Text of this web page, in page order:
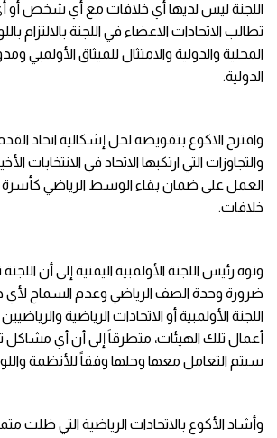
اللجنة ليس لديها أي خلافات مع أي شخص أو
تطالب الاتحادات الاعضاء في اللجنة بالالتزام
المحلية والدولية والامتثال للميثاق الأولمبي
الدولية.
واقترح الاكوع بتفويضه لحل إشكالية اتحاد
والتجاوزات التي ارتكبها الاتحاد في الانتخابات
العمل على ضمان بقاء الوسط الرياضي كأسرة
خلافات.
ونوه رئيس اللجنة الأولمبية اليمنية إلى أن
ضرورة وحدة الصف الرياضي وعدم السماح
اللجنة الأولمبية أو الاتحادات الرياضية
أعمال تلك الهيئات، متطرقاً إلى أن أي مشاكل
سيتم التعامل معها وحلها وفقاً للأنظمة
وأشاد الأكوع بالاتحادات الرياضية التي ظلت